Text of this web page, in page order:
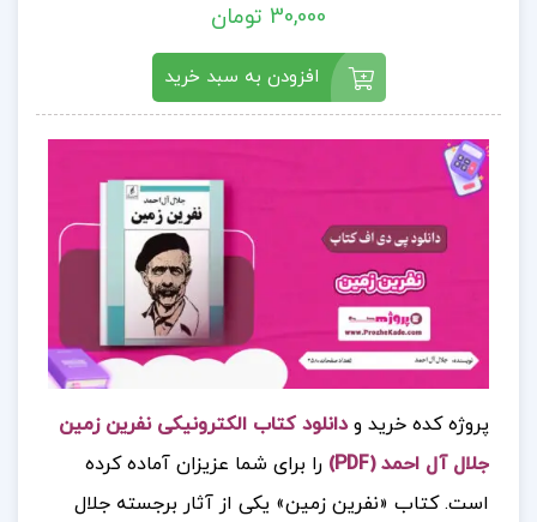
30,000 تومان
افزودن به سبد خرید
پروژه کده خرید و دانلود کتاب الکترونیکی نفرین زمین
جلال آل احمد (PDF)
را برای شما عزیزان آماده کرده
است.کتاب «نفرین زمین» یکی از آثار برجسته جلال